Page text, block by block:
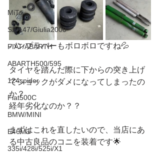
MiTo
SZ/147/Giulia2000
FIAT/ABARTH
ABARTH500/595
124spider
Fiat500C
BMW/MINI
E46M3
335i/428i/525i/X1
バンプラバーもボロボロですね💦
タイヤを踏んだ際に下からの突き上げ
でショックがダメになってしまったの
か？
経年劣化なのか？？
まずはこれを直したいので、当店にあ
る中古良品のコニを装着です🌟